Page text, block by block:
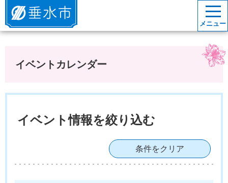
垂水市
メニュー
イベントカレンダー
イベント情報を絞り込む
条件をクリア